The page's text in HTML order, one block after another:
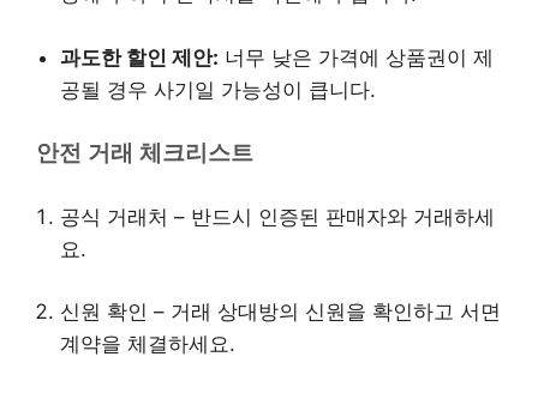
과도한 할인 제안: 너무 낮은 가격에 상품권이 제
공될 경우 사기일 가능성이 큽니다.
안전 거래 체크리스트
공식 거래처 – 반드시 인증된 판매자와 거래하세
요.
신원 확인 – 거래 상대방의 신원을 확인하고 서면
계약을 체결하세요.